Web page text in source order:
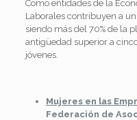
Como entidades de la
Laborales contribuyen a
siendo más del 70% de la
antigüedad superior a
jóvenes.
Mujeres en las
Federación de